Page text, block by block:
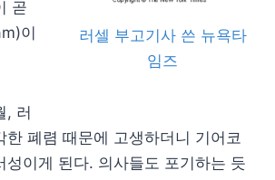
러셀 부고기사 쓴 뉴욕타
임즈
곧
이
, 러
한 폐렴 때문에 고생하더니 기어코
성이게 된다. 의사들도 포기하는 듯